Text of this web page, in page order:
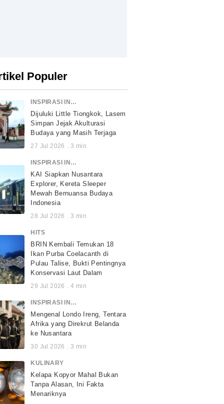
Populer
INSPIRASI INDONESIA
Dijuluki Little Tiongkok, Lasem
Simpan Jejak Akulturasi
Budaya yang Masih Terjaga
27 Jul 2026 . 3 min
INSPIRASI INDONESIA
KAI Siapkan Nusantara
Explorer, Kereta Sleeper
Mewah Bernuansa Budaya
Indonesia
28 Jul 2026 . 3 min
HITS
BRIN Kembali Temukan 18
Ikan Purba Coelacanth di
Pulau Talise, Bukti Pentingnya
Konservasi Laut Dalam
29 Jul 2026 . 4 min
INSPIRASI INDONESIA
Mengenal Londo Ireng, Tentara
Afrika yang Direkrut Belanda
ke Nusantara
30 Jul 2026 . 3 min
KULINARY
Kelapa Kopyor Mahal Bukan
Tanpa Alasan, Ini Fakta
Menariknya